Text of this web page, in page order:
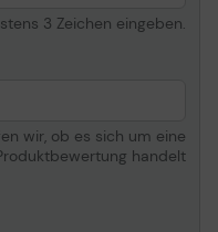
3 Zeichen eingeben.
wir, ob es sich um eine
handelt